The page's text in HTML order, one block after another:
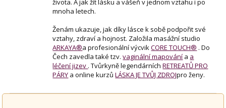
mnoha letech.
Ženám ukazuje, jak díky lásce k sobě podpořit své
vztahy, zdraví a hojnost. Založila masážní studio
ARKAYA®a profesionální výcvikCORE TOUCH® . Do
Čech zavedla také tzv.vaginální mapování a a
léčení jizev . Tvůrkyně legendárníchRETREATŮ PRO
PÁRY a online kurzůLÁSKA JE TVŮJ ZDROJpro ženy.